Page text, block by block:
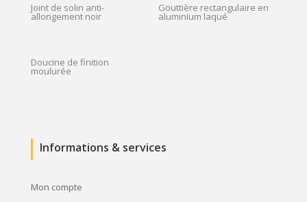
Joint de solin anti-
allongement noir
Gouttière rectangulaire en
aluminium laqué
Doucine de finition
moulurée
Informations & services
Mon compte